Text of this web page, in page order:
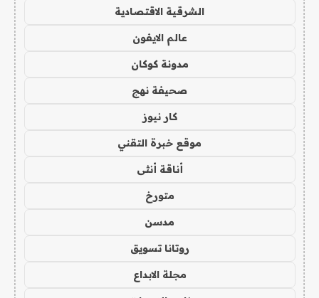
الشرقية الاقتصادية
عالم الايفون
مدونة كوكان
صحيفة نهج
كار نيوز
موقع خبرة التقني
أناقة أنثى
متورخ
مدسن
روتانا تسويق
مجلة الابداع